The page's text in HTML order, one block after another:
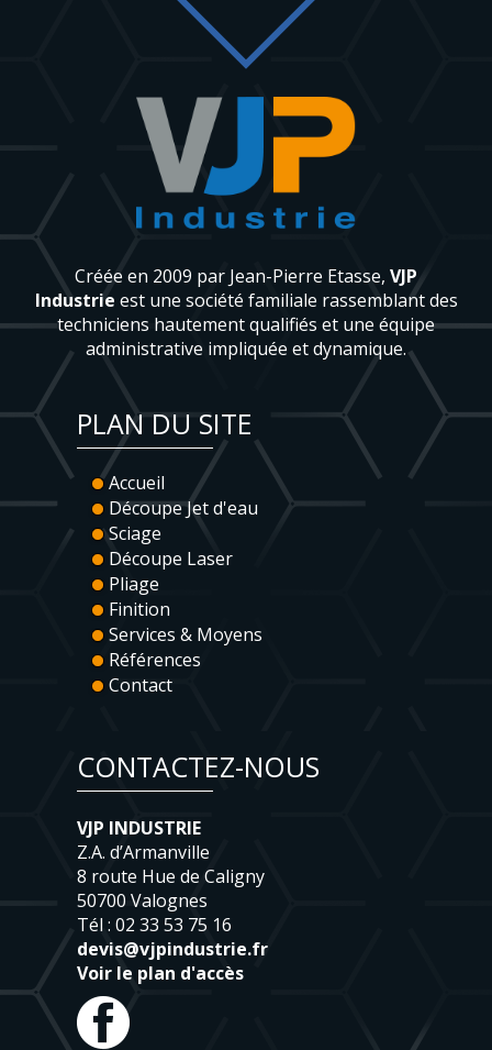
Créée en 2009 par Jean-Pierre Etasse, VJP
Industrie est une société familiale rassemblant des
techniciens hautement qualifiés et une équipe
administrative impliquée et dynamique.
PLAN DU SITE
Accueil
Découpe Jet d'eau
Sciage
Découpe Laser
Pliage
Finition
Services & Moyens
Références
Contact
CONTACTEZ-NOUS
VJP INDUSTRIE
Z.A. d’Armanville
8 route Hue de Caligny
50700 Valognes
Tél : 02 33 53 75 16
devis@vjpindustrie.fr
Voir le plan d'accès